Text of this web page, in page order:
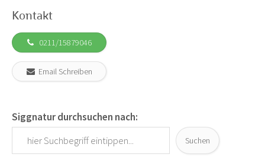
Kontakt
0211/15879046
Email Schreiben
Siggnatur durchsuchen nach:
Suchen